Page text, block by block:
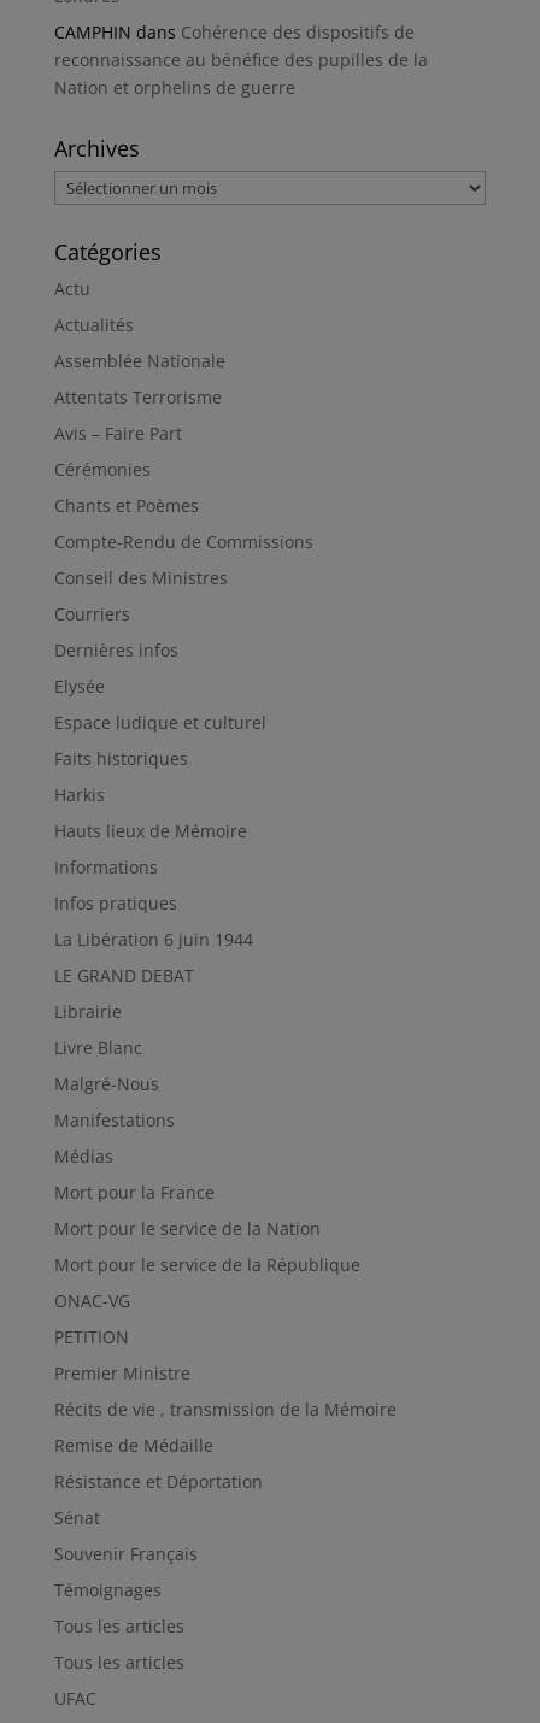
CAMPHIN dans Cohérence des dispositifs de
reconnaissance au bénéfice des pupilles de la
Nation et orphelins de guerre
Archives
Archives
Catégories
Actu
Actualités
Assemblée Nationale
Attentats Terrorisme
Avis – Faire Part
Cérémonies
Chants et Poèmes
Compte-Rendu de Commissions
Conseil des Ministres
Courriers
Dernières infos
Elysée
Espace ludique et culturel
Faits historiques
Harkis
Hauts lieux de Mémoire
Informations
Infos pratiques
La Libération 6 juin 1944
LE GRAND DEBAT
Librairie
Livre Blanc
Malgré-Nous
Manifestations
Médias
Mort pour la France
Mort pour le service de la Nation
Mort pour le service de la République
ONAC-VG
PETITION
Premier Ministre
Récits de vie , transmission de la Mémoire
Remise de Médaille
Résistance et Déportation
Sénat
Souvenir Français
Témoignages
Tous les articles
Tous les articles
UFAC